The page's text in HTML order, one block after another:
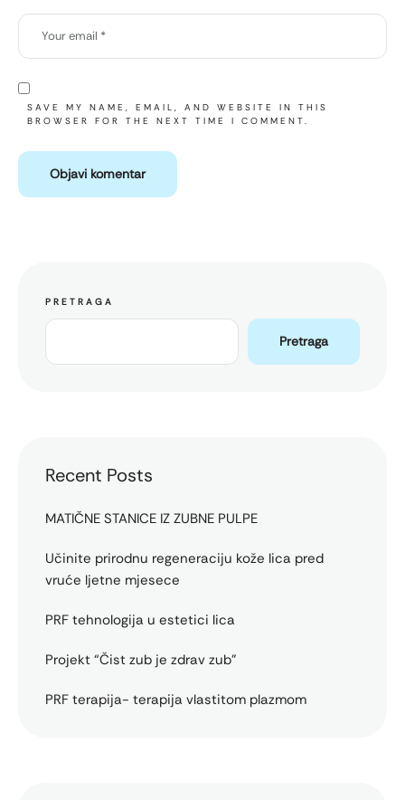
SAVE MY NAME, EMAIL, AND WEBSITE IN THIS
BROWSER FOR THE NEXT TIME I COMMENT.
PRETRAGA
Pretraga
Recent Posts
MATIČNE STANICE IZ ZUBNE PULPE
Učinite prirodnu regeneraciju kože lica pred
vruće ljetne mjesece
PRF tehnologija u estetici lica
Projekt “Čist zub je zdrav zub”
PRF terapija- terapija vlastitom plazmom